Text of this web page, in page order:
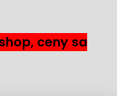
ceny sa